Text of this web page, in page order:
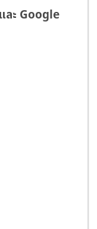
ละ Google